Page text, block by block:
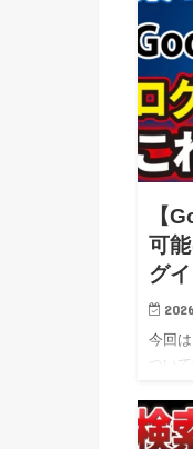
【
可
グ
今回
つい
に、
でき